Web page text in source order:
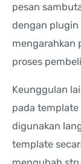
pesan
dengan plugin
mengarahkan
proses
Keunggulan
pada template
digunakan
template